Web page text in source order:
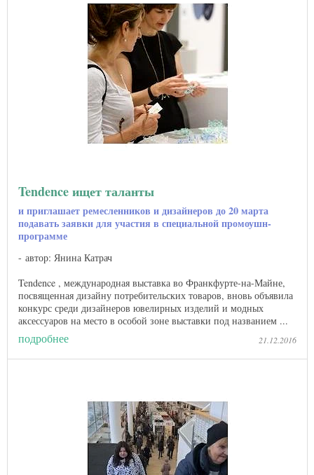
Tendence ищет таланты
и приглашает ремесленников и дизайнеров до 20 марта
подавать заявки для участия в специальной промоушн-
программе
автор: Янина Катрач
Tendence , международная выставка во Франкфурте-на-Майне,
посвященная дизайну потребительских товаров, вновь объявила
конкурс среди дизайнеров ювелирных изделий и модных
аксессуаров на место в особой зоне выставки под названием ...
подробнее 21.12.2016